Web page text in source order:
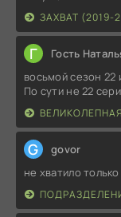
ЗАХВАТ (2019-
Г Гость
восьмой сезон 22
По сути не 22
G govor
не хватило